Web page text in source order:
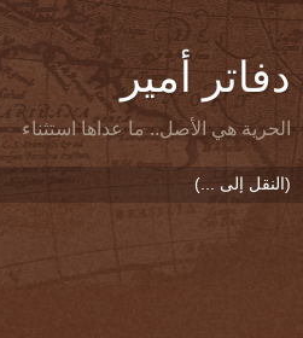
دفاتر أمير
الحرية هي الأصل.. ما عداها استثناء